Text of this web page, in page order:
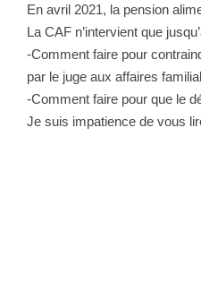
En avril 2021, la pension
La CAF n’intervient que
-Comment faire pour
par le juge aux affaires
-Comment faire pour que le
Je suis impatience de vous